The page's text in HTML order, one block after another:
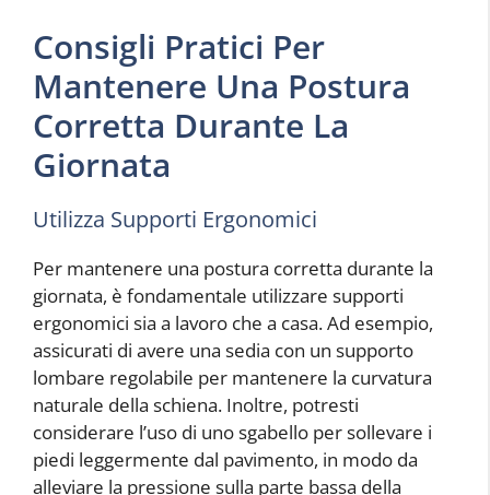
Consigli Pratici Per
Mantenere Una Postura
Corretta Durante La
Giornata
Utilizza Supporti Ergonomici
Per mantenere una postura corretta durante la
giornata, è fondamentale utilizzare supporti
ergonomici sia a lavoro che a casa. Ad esempio,
assicurati di avere una sedia con un supporto
lombare regolabile per mantenere la curvatura
naturale della schiena. Inoltre, potresti
considerare l’uso di uno sgabello per sollevare i
piedi leggermente dal pavimento, in modo da
alleviare la pressione sulla parte bassa della